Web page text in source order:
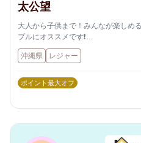
太公望
大人から子供まで！みんなが楽しめ
プルにオススメです❗️
お気軽にお問い合わせ・ご予約下さい♪
沖縄県
レジャー
ポイント最大オフ